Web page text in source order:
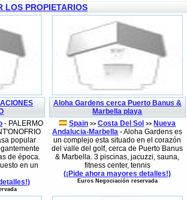
LOS PROPIETARIOS
- PALERMO
popular
de época.
en un
Aloha Gardens cerca Puerto Banus &
Marbella playa
Spain >> Costa Del Sol >> Nueva
Andalucia-Marbella - Aloha Gardens es
un complejo esta situado en el corazón
del valle del golf, cerca de Puerto Banus
& Marbella. 3 piscinas, jacuzzi, sauna,
fitness center, tennis
(¡Pide ahora mayores detalles!)
Euros Negociación reservada